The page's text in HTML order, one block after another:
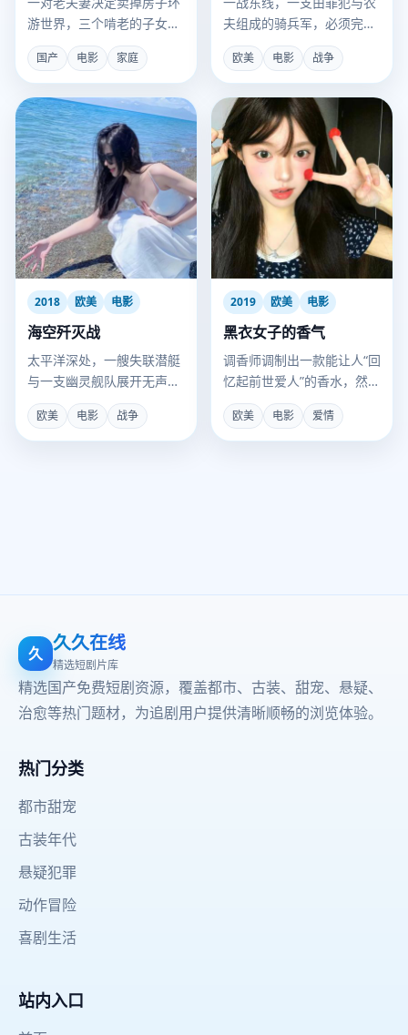
游世界，三个啃老的子女立
刻炸了锅。
国产 电影 家庭
夫组成的骑兵军，必须完成
不可能的任务。
欧美 电影 战争
2018 欧美 电影
海空歼灭战
太平洋深处，一艘失联潜艇
与一支幽灵舰队展开无声的
灭绝厮杀。
欧美 电影 战争
2019 欧美 电影
黑衣女子的香气
调香师调制出一款能让人“回
忆起前世爱人”的香水，然后
她真的闻到了那个人的气
息。
欧美 电影 爱情
久 久久在线
精选短剧片库
精选国产免费短剧资源，覆盖都市、古装、甜宠、悬疑、
治愈等热门题材，为追剧用户提供清晰顺畅的浏览体验。
热门分类
都市甜宠
古装年代
悬疑犯罪
动作冒险
喜剧生活
站内入口